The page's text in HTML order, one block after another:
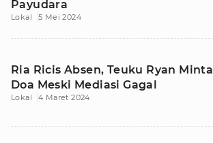
Payudara
Lokal 5 Mei 2024
Ria Ricis Absen, Teuku Ryan Minta
Doa Meski Mediasi Gagal
Lokal 4 Maret 2024